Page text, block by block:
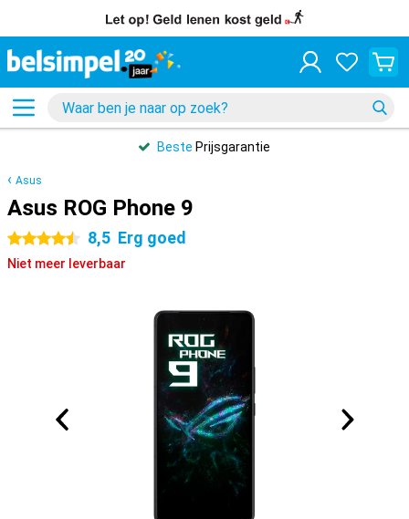
Beste Prijsgarantie
Asus
Asus ROG Phone 9
4.5 sterren 8,5 Erg goed
Niet meer leverbaar